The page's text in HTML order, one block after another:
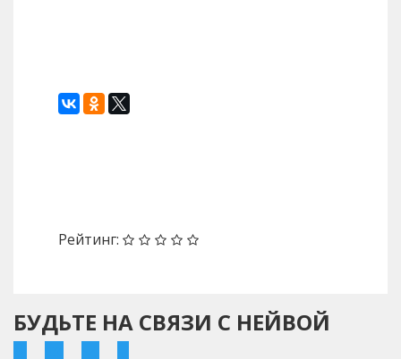
Рейтинг:
БУДЬТЕ НА СВЯЗИ С НЕЙВОЙ